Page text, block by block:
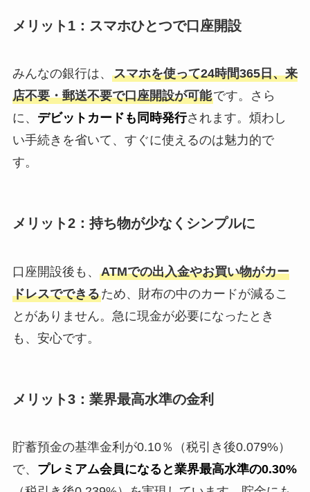
メリット1：スマホひとつで口座開設
みんなの銀行は、 スマホを使って24時間365日、来
店不要・郵送不要で口座開設が可能です。さら
に、 デビットカードも同時発行されます。煩わし
い手続きを省いて、すぐに使えるのは魅力的で
す。
メリット2：持ち物が少なくシンプルに
口座開設後も、 ATMでの出入金やお買い物がカー
ドレスでできるため、財布の中のカードが減るこ
とがありません。急に現金が必要になったとき
も、安心です。
メリット3：業界最高水準の金利
貯蓄預金の基準金利が0.10％（税引き後0.079%）
で、 プレミアム会員になると業界最高水準の0.30%